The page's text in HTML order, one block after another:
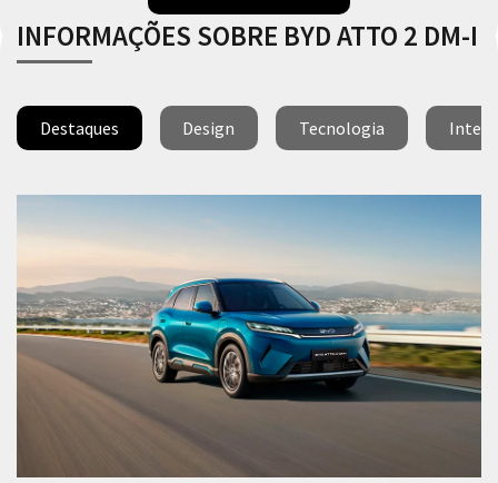
INFORMAÇÕES SOBRE BYD ATTO 2 DM-I
Destaques Design Tecnologia